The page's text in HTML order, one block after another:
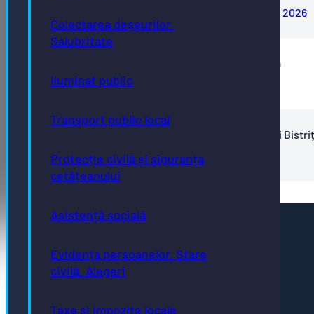
Colectarea deșeurilor.
Salubritate
Iluminat public
Transport public local
Protecție civilă și siguranța
cetățeanului
Asistență socială
Evidența persoanelor. Stare
civilă. Alegeri
Taxe și impozite locale
Anexa 1 – organigrama aparat de specialitate 2026
Organigrama Direcția de asistență socială Bistrița
Anexa_1_Organigrama_DAS_Bistrita_2026
Organigrama Directiei de Infrastructură și Servicii
Anexa 1 – Organigrama DIS 2026
Acte necesare
Evidența persoanelor